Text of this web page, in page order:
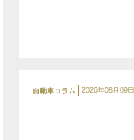
テ
ゴ
自動車コラム 2026年08月09日